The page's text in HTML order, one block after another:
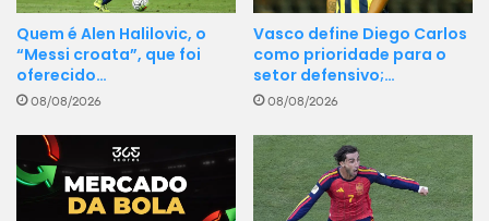
Quem é Alen Halilovic, o
“Messi croata”, que foi
oferecido…
08/08/2026
Vasco define Diego Carlos
como prioridade para o
setor defensivo;…
08/08/2026